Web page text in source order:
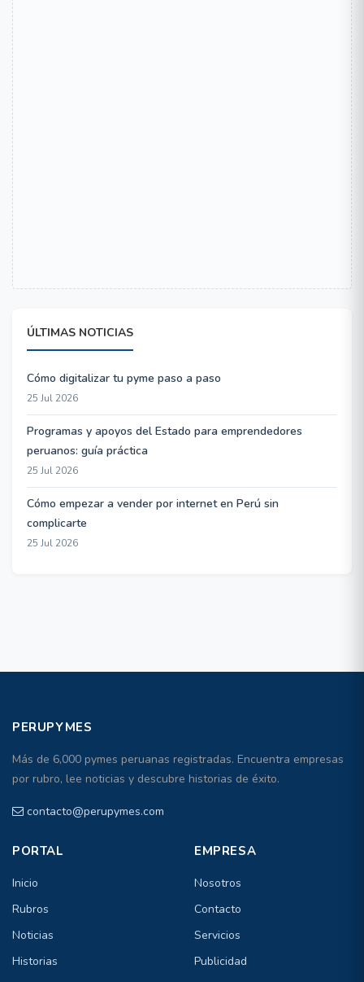
ÚLTIMAS NOTICIAS
Cómo digitalizar tu pyme paso a paso
25 Jul 2026
Programas y apoyos del Estado para emprendedores
peruanos: guía práctica
25 Jul 2026
Cómo empezar a vender por internet en Perú sin
complicarte
25 Jul 2026
PERUPYMES
Más de 6,000 pymes peruanas registradas. Encuentra empresas
por rubro, lee noticias y descubre historias de éxito.
contacto@perupymes.com
PORTAL
Inicio
Rubros
Noticias
Historias
EMPRESA
Nosotros
Contacto
Servicios
Publicidad